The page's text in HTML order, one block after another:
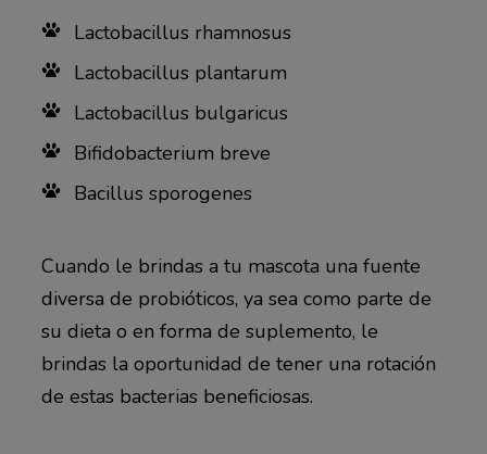
Lactobacillus rhamnosus
Lactobacillus plantarum
Lactobacillus bulgaricus
Bifidobacterium breve
Bacillus sporogenes
Cuando le brindas a tu mascota una fuente
diversa de probióticos, ya sea como parte de
su dieta o en forma de suplemento, le
brindas la oportunidad de tener una rotación
de estas bacterias beneficiosas.